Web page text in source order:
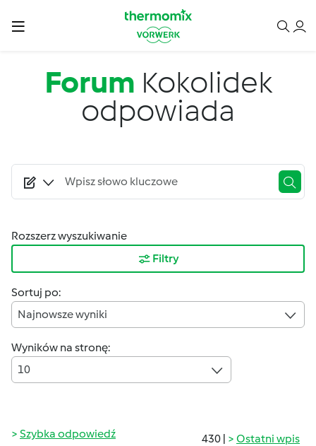
Forum Kokolidek
odpowiada
Rozszerz wyszukiwanie
Filtry
Sortuj po:
Najnowsze wyniki
Wyników na stronę:
10
430 | Ostatni wpis
Szybka odpowiedź